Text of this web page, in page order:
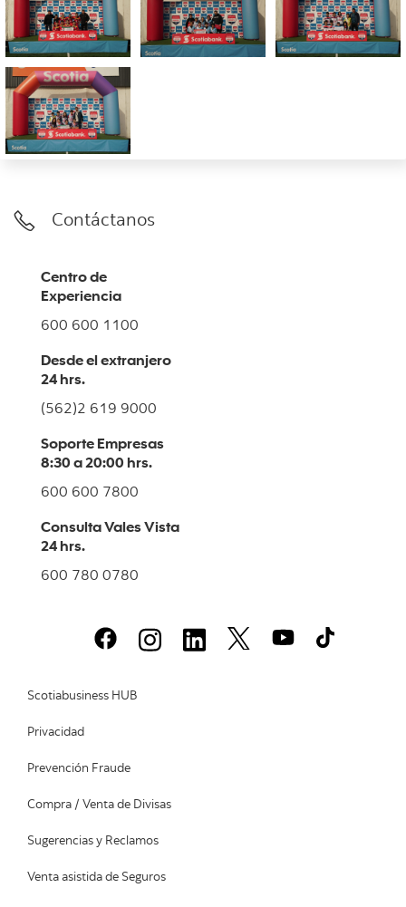
Contáctanos
Centro de
Experiencia
600 600 1100
Desde el extranjero
24 hrs.
(562)2 619 9000
Soporte Empresas
8:30 a 20:00 hrs.
600 600 7800
Consulta Vales Vista
24 hrs.
600 780 0780
Scotiabusiness HUB
Privacidad
Prevención Fraude
Compra / Venta de Divisas
Sugerencias y Reclamos
Venta asistida de Seguros